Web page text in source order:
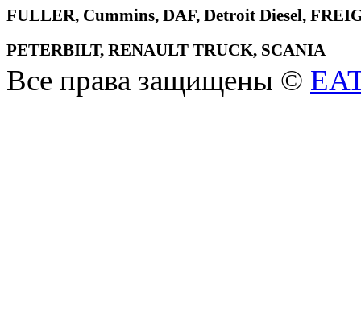
FULLER, Cummins, DAF, Detroit Diesel,
PETERBILT, RENAULT TRUCK, SCANIA
Все права защищены ©